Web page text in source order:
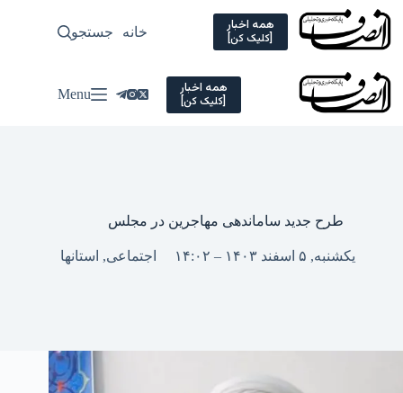
Skip
content
همه اخبار
[کلیک کن] خانه سیاسی
جستجو
همه اخبار
[کلیک کن] Menu
طرح جدید ساماندهی مهاجرین در مجلس
یکشنبه, ۵ اسفند ۱۴۰۳ – ۱۴:۰۲ اجتماعی, استانها